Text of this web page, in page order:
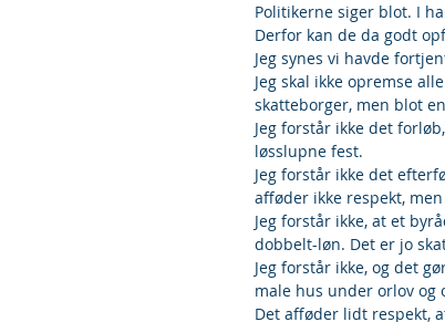
Politikerne siger blot. I
Derfor kan de da godt
Jeg synes vi havde
Jeg skal ikke opremse
skatteborger, men blot
Jeg forstår ikke det
løsslupne fest.
Jeg forstår ikke det
afføder ikke respekt,
Jeg forstår ikke, at et
dobbelt-løn. Det er jo
Jeg forstår ikke, og det
male hus under orlov og
Det afføder lidt respekt,